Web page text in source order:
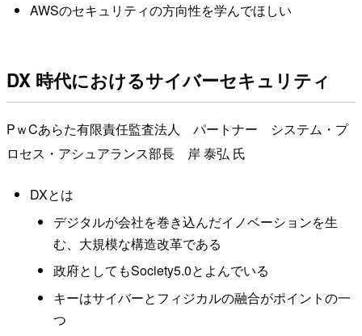
AWSのセキュリティの方向性を学んでほしい
DX 時代におけるサイバーセキュリティ
PｗCあらた有限責任監査法人 パートナー システム・プ
ロセス・アシュアランス部長 岸 泰弘 氏
DXとは
デジタルが会社を巻き込んだイノベーションを生
む、大規模な構造改革である
政府としてもSociety5.0とよんでいる
キーはサイバーとフィジカルの融合がポイントの一
つ